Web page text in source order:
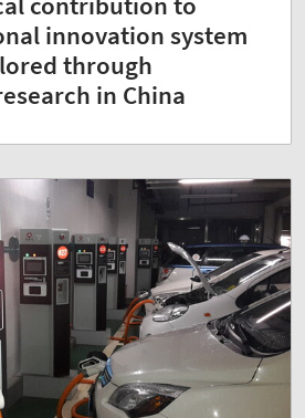
innovation system
through
in China